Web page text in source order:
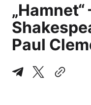
„Hamnet“
Paul